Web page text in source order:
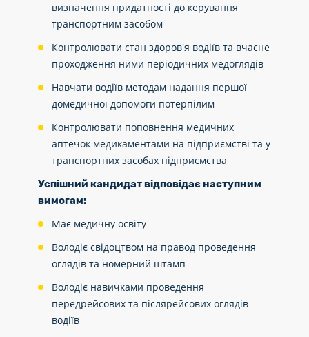
визначення придатності до керування
транспортним засобом
Контролювати стан здоров'я водіїв та вчасне
проходження ними періодичних медоглядів
Навчати водіїв методам надання першої
домедичної допомоги потерпілим
Контролювати поповнення медичних
аптечок медикаментами на підприємстві та у
транспортних засобах підприємства
Успішний кандидат відповідає наступним
вимогам:
Має медичну освіту
Володіє свідоцтвом на правод проведення
оглядів та номерний штамп
Володіє навичками проведення
передрейсових та післярейсових оглядів
водіїв